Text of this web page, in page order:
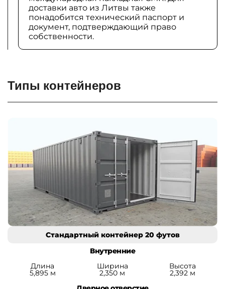
доставки авто из Литвы также
понадобится технический паспорт и
документ, подтверждающий право
собственности.
Типы контейнеров
Стандартный контейнер 20 футов
Внутренние
Длина
5,895 м
Ширина
2,350 м
Высота
2,392 м